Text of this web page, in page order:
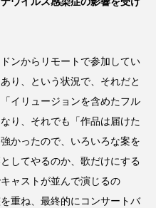
ンからリモートで参加してい
り、という状況で、それだと
イリュージョンを含めたフル
り、それでも「作品は届けた
かったので、いろいろな案を
してやるのか、歌だけにする
ャストが並んで演じるの
重ね、最終的にコンサートバ